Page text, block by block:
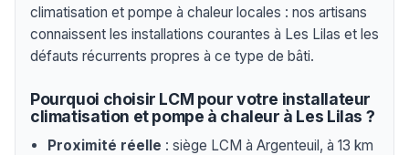
climatisation et pompe à chaleur locales : nos artisans
connaissent les installations courantes à Les Lilas et les
défauts récurrents propres à ce type de bâti.
Pourquoi choisir LCM pour votre installateur
climatisation et pompe à chaleur à Les Lilas ?
Proximité réelle : siège LCM à Argenteuil, à 13 km